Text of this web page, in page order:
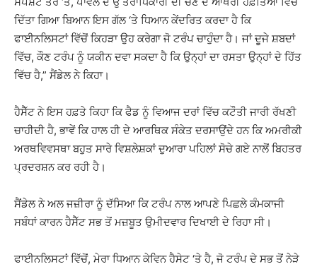
ਦਿੱਤਾ ਗਿਆ ਬਿਆਨ ਇਸ ਗੱਲ ‘ਤੇ ਧਿਆਨ ਕੇਂਦਰਿਤ ਕਰਦਾ ਹੈ ਕਿ
ਫਾਈਨਲਿਸਟਾਂ ਵਿੱਚੋਂ ਕਿਹੜਾ ਉਹ ਕਰੇਗਾ ਜੋ ਟਰੰਪ ਚਾਹੁੰਦਾ ਹੈ। ਜਾਂ ਦੂਜੇ ਸ਼ਬਦਾਂ
ਵਿੱਚ, ਕੌਣ ਟਰੰਪ ਨੂੰ ਯਕੀਨ ਦਵਾ ਸਕਦਾ ਹੈ ਕਿ ਉਨ੍ਹਾਂ ਦਾ ਰਸਤਾ ਉਨ੍ਹਾਂ ਦੇ ਹਿੱਤ
ਵਿੱਚ ਹੈ,” ਸੈਂਡੇਲ ਨੇ ਕਿਹਾ।
ਹੈਸੈੱਟ ਨੇ ਇਸ ਹਫ਼ਤੇ ਕਿਹਾ ਕਿ ਫੈਡ ਨੂੰ ਵਿਆਜ ਦਰਾਂ ਵਿੱਚ ਕਟੌਤੀ ਜਾਰੀ ਰੱਖਣੀ
ਚਾਹੀਦੀ ਹੈ, ਭਾਵੇਂ ਕਿ ਹਾਲ ਹੀ ਦੇ ਆਰਥਿਕ ਸੰਕੇਤ ਦਰਸਾਉਂਦੇ ਹਨ ਕਿ ਅਮਰੀਕੀ
ਅਰਥਵਿਵਸਥਾ ਬਹੁਤ ਸਾਰੇ ਵਿਸ਼ਲੇਸ਼ਕਾਂ ਦੁਆਰਾ ਪਹਿਲਾਂ ਸੋਚੇ ਗਏ ਨਾਲੋਂ ਬਿਹਤਰ
ਪ੍ਰਦਰਸ਼ਨ ਕਰ ਰਹੀ ਹੈ।
ਸੈਂਡੇਲ ਨੇ ਅਲ ਜਜ਼ੀਰਾ ਨੂੰ ਦੱਸਿਆ ਕਿ ਟਰੰਪ ਨਾਲ ਆਪਣੇ ਪਿਛਲੇ ਕੰਮਕਾਜੀ
ਸਬੰਧਾਂ ਕਾਰਨ ਹੈਸੈੱਟ ਸਭ ਤੋਂ ਮਜ਼ਬੂਤ ​​ਉਮੀਦਵਾਰ ਦਿਖਾਈ ਦੇ ਰਿਹਾ ਸੀ।
ਫਾਈਨਲਿਸਟਾਂ ਵਿੱਚੋਂ, ਮੇਰਾ ਧਿਆਨ ਕੇਵਿਨ ਹੈਸੇਟ ‘ਤੇ ਹੈ, ਜੋ ਟਰੰਪ ਦੇ ਸਭ ਤੋਂ ਨੇੜੇ